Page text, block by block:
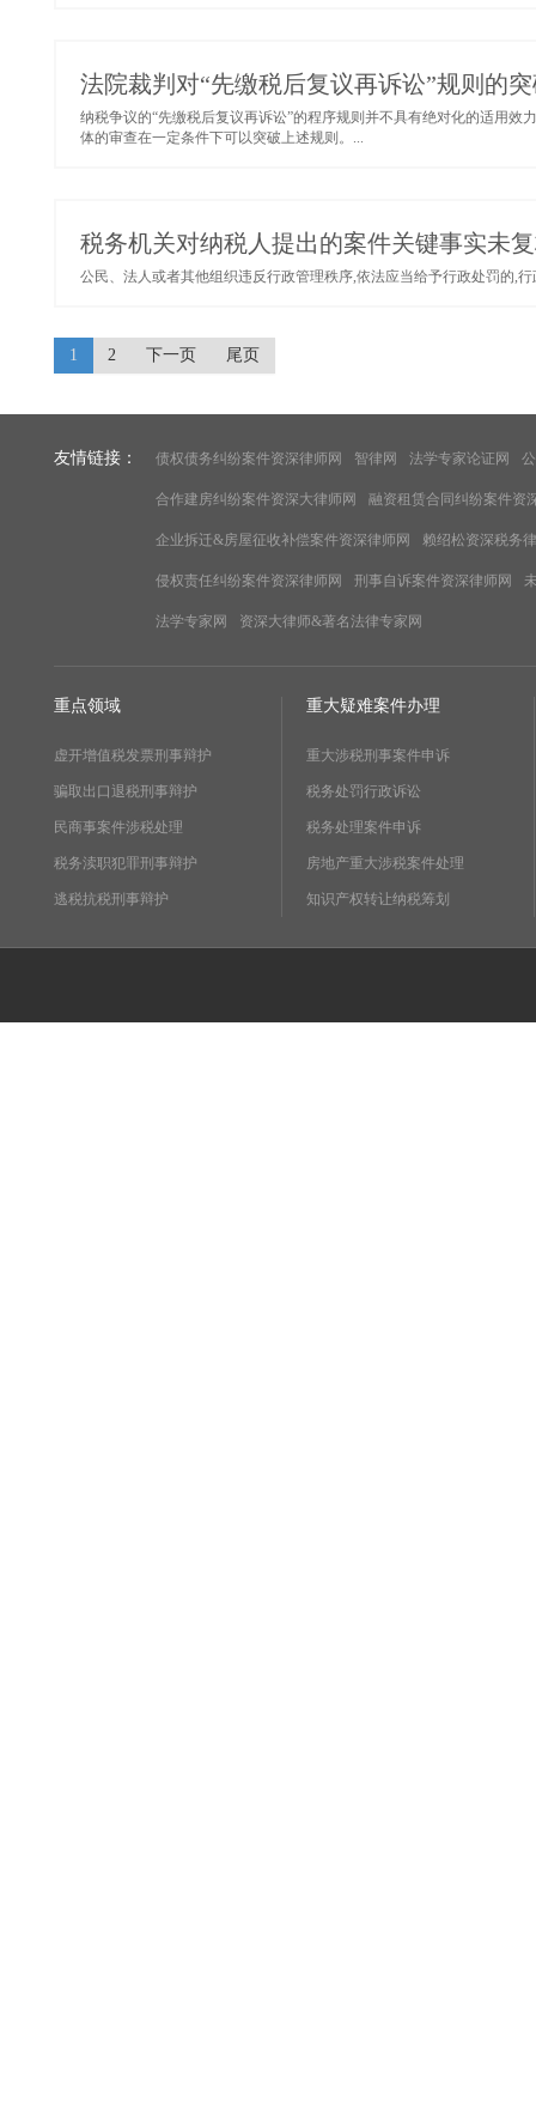
法院裁判对“先缴税后复议再诉讼”规则的
纳税争议的“先缴税后复议再诉讼”的程序规则并不具有绝对化的适用
体的审查在一定条件下可以突破上述规则。...
税务机关对纳税人提出的案件关键事实未
公民、法人或者其他组织违反行政管理秩序,依法应当给予行政处罚的,
1 2 下一页 尾页
友情链接： 债权债务纠纷案件资深律师网 智律网 法学专家论证网
合作建房纠纷案件资深大律师网 融资租赁合同纠纷案件资
企业拆迁&房屋征收补偿案件资深律师网 赖绍松资深税务
侵权责任纠纷案件资深律师网 刑事自诉案件资深律师网
法学专家网 资深大律师&著名法律专家网
重点领域
虚开增值税发票刑事辩护
骗取出口退税刑事辩护
民商事案件涉税处理
税务渎职犯罪刑事辩护
逃税抗税刑事辩护
重大疑难案件办理
重大涉税刑事案件申诉
税务处罚行政诉讼
税务处理案件申诉
房地产重大涉税案件处理
知识产权转让纳税筹划